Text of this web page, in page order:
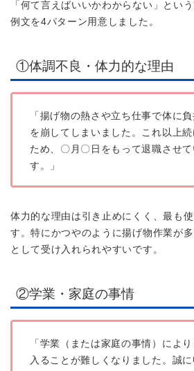
「何て言えばいいかわからない」とい
例文を4パターン用意しました。
①体調不良・体力的な理由
「揚げ物の熱さや立ち仕事で体に
を崩してしまいました。これ以上
ため、〇月〇日をもって退職させ
す。」
体力的な理由は引き止めにくく、最も
す。特にかつやのように揚げ物作業が
として受け入れられやすいです。
②学業・家庭の事情
「学業（または家庭の事情）によ
入ることが難しくなりました。誠